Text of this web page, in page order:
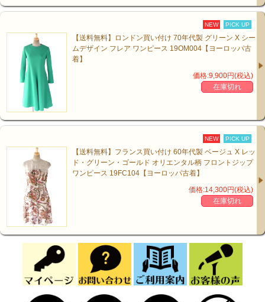
NEW PICK UP
【送料無料】ロンドン買い付け 70年代製 グリーン X シー
ムデザイン フレア ワンピース 19OM004【ヨーロッパ古
着】
価格:9,900円(税込)
在庫切れ
NEW PICK UP
【送料無料】フランス買い付け 60年代製 ベージュ X レッ
ド・グリーン・ゴールド オリエンタル柄 フロントジップ
ワンピース 19FC104【ヨーロッパ古着】
価格:14,300円(税込)
在庫切れ